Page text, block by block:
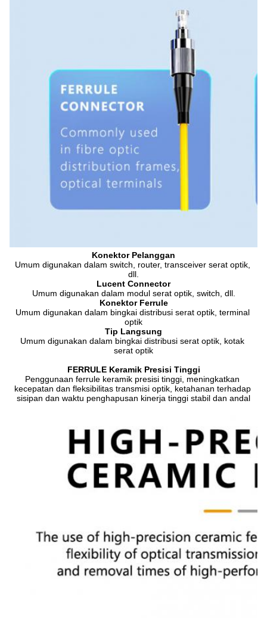
Konektor Pelanggan
Umum digunakan dalam switch, router, transceiver serat optik,
dll.
Lucent Connector
Umum digunakan dalam modul serat optik, switch, dll.
Konektor Ferrule
Umum digunakan dalam bingkai distribusi serat optik, terminal
optik
Tip Langsung
Umum digunakan dalam bingkai distribusi serat optik, kotak
serat optik
FERRULE Keramik Presisi Tinggi
Penggunaan ferrule keramik presisi tinggi, meningkatkan
kecepatan dan fleksibilitas transmisi optik, ketahanan terhadap
sisipan dan waktu penghapusan kinerja tinggi stabil dan andal